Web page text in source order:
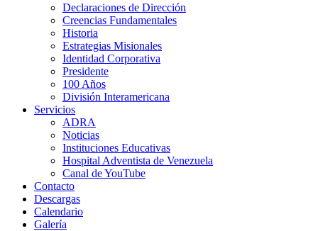
Declaraciones de Dirección
Creencias Fundamentales
Historia
Estrategias Misionales
Identidad Corporativa
Presidente
100 Años
División Interamericana
Servicios
ADRA
Noticias
Instituciones Educativas
Hospital Adventista de Venezuela
Canal de YouTube
Contacto
Descargas
Calendario
Galería